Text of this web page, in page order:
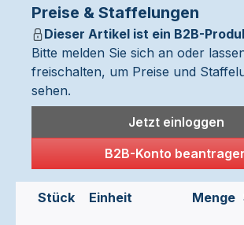
Preise & Staffelungen
Dieser Artikel ist ein B2B-
Bitte melden Sie sich an oder
freischalten, um Preise und
sehen.
Jetzt einloggen
B2B-Konto
Stück Einheit Menge